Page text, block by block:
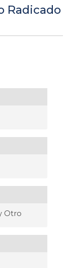
Radicado
Otro